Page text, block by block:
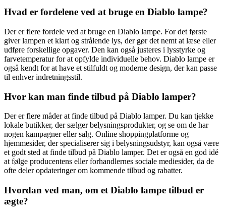
Hvad er fordelene ved at bruge en Diablo lampe?
Der er flere fordele ved at bruge en Diablo lampe. For det første
giver lampen et klart og strålende lys, der gør det nemt at læse eller
udføre forskellige opgaver. Den kan også justeres i lysstyrke og
farvetemperatur for at opfylde individuelle behov. Diablo lampe er
også kendt for at have et stilfuldt og moderne design, der kan passe
til enhver indretningsstil.
Hvor kan man finde tilbud på Diablo lamper?
Der er flere måder at finde tilbud på Diablo lamper. Du kan tjekke
lokale butikker, der sælger belysningsprodukter, og se om de har
nogen kampagner eller salg. Online shoppingplatforme og
hjemmesider, der specialiserer sig i belysningsudstyr, kan også være
et godt sted at finde tilbud på Diablo lamper. Det er også en god idé
at følge producentens eller forhandlernes sociale mediesider, da de
ofte deler opdateringer om kommende tilbud og rabatter.
Hvordan ved man, om et Diablo lampe tilbud er
ægte?